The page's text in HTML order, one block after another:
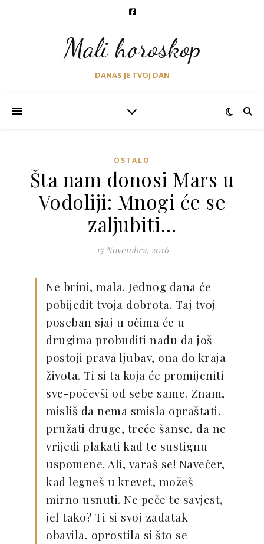
Mali horoskop
DANAS JE TVOJ DAN
OSTALO
Šta nam donosi Mars u
Vodoliji: Mnogi će se
zaljubiti…
15 Novembra, 2016
Ne brini, mala. Jednog dana će
pobijedit tvoja dobrota. Taj tvoj
poseban sjaj u očima će u
drugima probuditi nadu da još
postoji prava ljubav, ona do kraja
života. Ti si ta koja će promijeniti
sve-počevši od sebe same. Znam,
misliš da nema smisla opraštati,
pružati druge, treće šanse, da ne
vrijedi plakati kad te sustignu
uspomene. Ali, varaš se! Navečer,
kad legneš u krevet, možeš
mirno usnuti. Ne peče te savjest,
jel tako? Ti si svoj zadatak
obavila, oprostila si što se